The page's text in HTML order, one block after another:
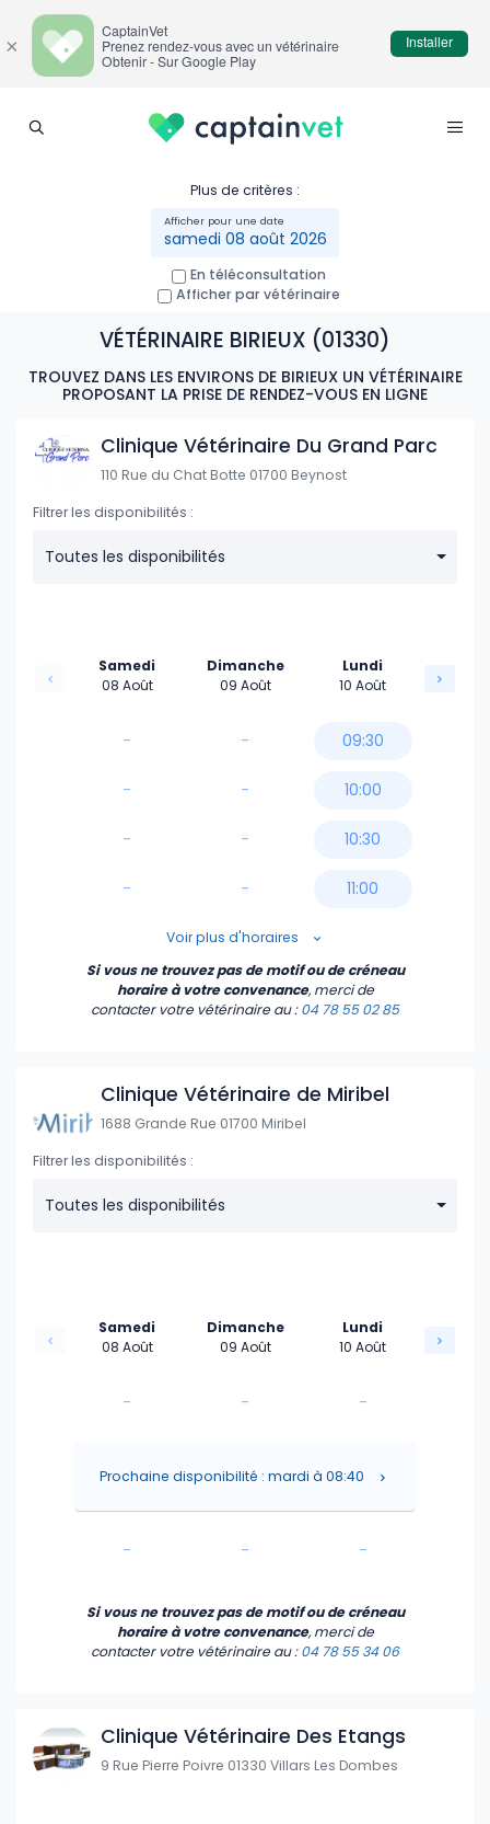
Plus de critères :
samedi 08 août 2026
En téléconsultation
Afficher par vétérinaire
VÉTÉRINAIRE BIRIEUX (01330)
TROUVEZ DANS LES ENVIRONS DE BIRIEUX UN VÉTÉRINAIRE
PROPOSANT LA PRISE DE RENDEZ-VOUS EN LIGNE
Clinique Vétérinaire Du Grand Parc
110 Rue du Chat Botte 01700 Beynost
Filtrer les disponibilités :
Toutes les disponibilités
Samedi
08 Août
-
-
-
-
Dimanche
09 Août
-
-
-
-
Lundi
10 Août
09:30
10:00
10:30
11:00
14:00
15:00
17:30
Voir plus d'horaires
Si vous ne trouvez pas de motif ou de créneau
horaire à votre convenance, merci de
contacter votre vétérinaire au :04 78 55 02 85
Clinique Vétérinaire de Miribel
1688 Grande Rue 01700 Miribel
Filtrer les disponibilités :
Toutes les disponibilités
Samedi
08 Août
-
-
Dimanche
09 Août
-
-
Lundi
10 Août
-
-
Prochaine disponibilité : mardi à 08:40
Si vous ne trouvez pas de motif ou de créneau
horaire à votre convenance, merci de
contacter votre vétérinaire au :04 78 55 34 06
Clinique Vétérinaire Des Etangs
9 Rue Pierre Poivre 01330 Villars Les Dombes
×
CaptainVet
Prenez rendez-vous avec un vétérinaire
Obtenir - Sur Google Play
Installer